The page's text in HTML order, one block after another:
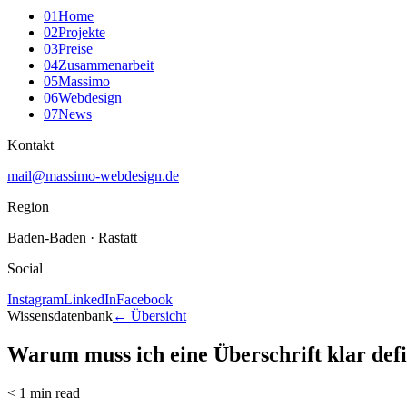
01Home
02Projekte
03Preise
04Zusammenarbeit
05Massimo
06Webdesign
07News
Kontakt
mail@massimo-webdesign.de
Region
Baden-Baden · Rastatt
Social
InstagramLinkedInFacebook
Wissensdatenbank← Übersicht
Warum muss ich eine Überschrift klar
< 1 min read